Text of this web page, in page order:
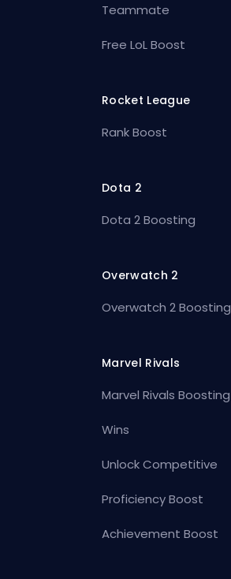
Teammate
Free LoL Boost
Rocket League
Rank Boost
Dota 2
Dota 2 Boosting
Overwatch 2
Overwatch 2 Boosting
Marvel Rivals
Marvel Rivals Boosting
Wins
Unlock Competitive
Proficiency Boost
Achievement Boost